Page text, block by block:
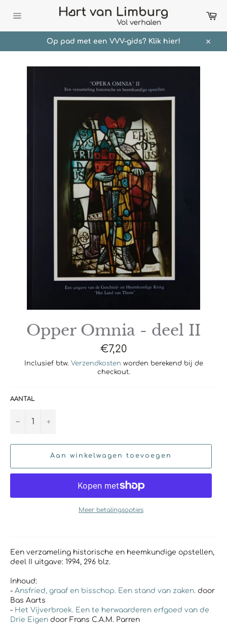
naar
content
Op pad met een VVV-gids? Klik hier!
Opper Omnia - deel II
Normale
prijs
€7,20
Inclusief btw. Verzendkosten worden berekend bij de
checkout.
AANTAL
− +
Aan winkelwagen toevoegen
Meer betalingsopties
Een verzameling historische en heemkundige opstellen,
deel II uitgave: 1994, 296 blz.
Inhoud:
- Ansfried, graaf en bisschop. Een stand van zaken. door
Bas Aarts
- Het Vijverbroek. Een te herwaarderen erfgoed van de
Drie Eigen door Frans C.A.M. Parren